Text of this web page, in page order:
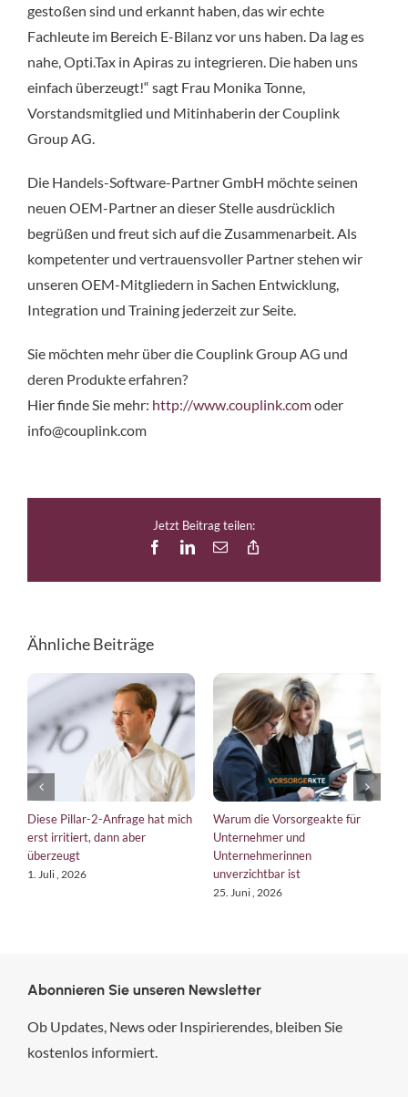
gestoßen sind und erkannt haben, das wir echte
Fachleute im Bereich E-Bilanz vor uns haben. Da lag es
nahe, Opti.Tax in Apiras zu integrieren. Die haben uns
einfach überzeugt!“ sagt Frau Monika Tonne,
Vorstandsmitglied und Mitinhaberin der Couplink
Group AG.
Die Handels-Software-Partner GmbH möchte seinen
neuen OEM-Partner an dieser Stelle ausdrücklich
begrüßen und freut sich auf die Zusammenarbeit. Als
kompetenter und vertrauensvoller Partner stehen wir
unseren OEM-Mitgliedern in Sachen Entwicklung,
Integration und Training jederzeit zur Seite.
Sie möchten mehr über die Couplink Group AG und
deren Produkte erfahren?
Hier finde Sie mehr: http://www.couplink.comoder
info@couplink.com
Jetzt Beitrag teilen:
FacebookLinkedIn
E-
Ähnliche Beiträge
Diese Pillar-2-Anfrage hat mich
erst irritiert, dann aber
überzeugt
1. Juli , 2026
Warum die Vorsorgeakte für
Unternehmer und
Unternehmerinnen
unverzichtbar ist
25. Juni , 2026
Abonnieren Sie unseren Newsletter
Ob Updates, News oder Inspirierendes, bleiben Sie
kostenlos informiert.